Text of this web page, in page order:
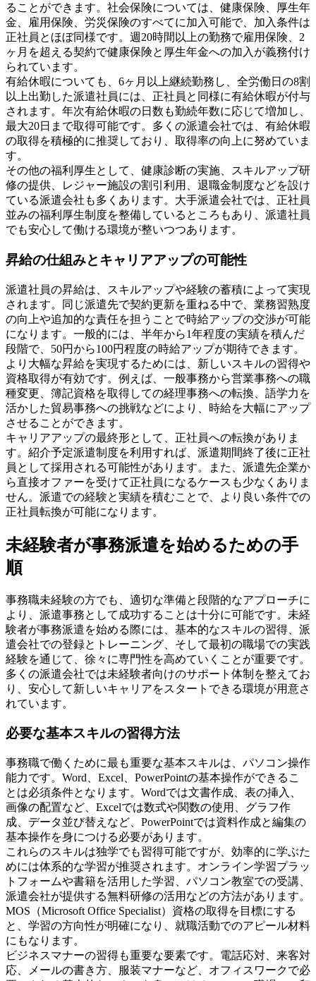
ることができます。社会保険については、健康保険、厚生年
金、雇用保険、労災保険のすべてに加入可能で、加入条件は
正社員とほぼ同様です。週20時間以上の勤務で雇用保険、2
ヶ月を超える契約で健康保険と厚生年金への加入が義務付け
られています。
有給休暇についても、6ヶ月以上継続勤務し、全労働日の8割
以上出勤した派遣社員には、正社員と同様に有給休暇が付与
されます。年次有給休暇の日数も勤続年数に応じて増加し、
最大20日まで取得可能です。多くの派遣会社では、有給休暇
の取得を積極的に推奨しており、取得率の向上に努めていま
す。
その他の福利厚生として、健康診断の実施、スキルアップ研
修の提供、レジャー施設の割引利用、退職金制度などを設け
ている派遣会社も多くあります。大手派遣会社では、正社員
並みの福利厚生制度を整備しているところもあり、派遣社員
でも安心して働ける環境が整いつつあります。
昇給の仕組みとキャリアアップの可能性
派遣社員の昇給は、スキルアップや経験の蓄積によって実現
されます。同じ派遣先で契約更新を重ねる中で、業務習熟度
の向上や追加的な責任を担うことで時給アップの交渉が可能
になります。一般的には、半年から1年程度の実績を積んだ
段階で、50円から100円程度の時給アップが期待できます。
より大幅な昇給を実現するためには、新しいスキルの習得や
資格取得が有効です。例えば、一般事務から営業事務への職
種変更、簿記資格を取得しての経理事務への転換、語学力を
活かした貿易事務への挑戦などにより、時給を大幅にアップ
させることができます。
キャリアアップの最終形として、正社員への転換がありま
す。紹介予定派遣制度を利用すれば、派遣期間終了後に正社
員として採用される可能性があります。また、派遣先企業か
ら直接オファーを受けて正社員になるケースも少なくありま
せん。派遣での経験と実績を積むことで、より良い条件での
正社員転換が可能になります。
未経験者が事務派遣を始めるための手
順
事務職未経験の方でも、適切な準備と段階的なアプローチに
より、派遣事務として成功することは十分に可能です。未経
験者が事務派遣を始める際には、基本的なスキルの習得、派
遣会社での登録とトレーニング、そして最初の職場での実践
経験を通じて、徐々に専門性を高めていくことが重要です。
多くの派遣会社では未経験者向けのサポート体制を整えてお
り、安心して新しいキャリアをスタートできる環境が用意さ
れています。
必要な基本スキルの習得方法
事務職で働くために最も重要な基本スキルは、パソコン操作
能力です。Word、Excel、PowerPointの基本操作ができるこ
とは必須条件となります。Wordでは文書作成、表の挿入、
画像の配置など、Excelでは数式や関数の使用、グラフ作
成、データ並び替えなど、PowerPointでは資料作成と編集の
基本操作を身につける必要があります。
これらのスキルは独学でも習得可能ですが、効率的に学ぶた
めには体系的な学習が推奨されます。オンライン学習プラッ
トフォームや書籍を活用した学習、パソコン教室での受講、
派遣会社が提供する無料研修の活用などの方法があります。
MOS（Microsoft Office Specialist）資格の取得を目標にする
と、学習の方向性が明確になり、就職活動でのアピール材料
にもなります。
ビジネスマナーの習得も重要な要素です。電話応対、来客対
応、メールの書き方、服装マナーなど、オフィスワークで必